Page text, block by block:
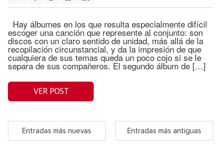
Hay álbumes en los que resulta especialmente difícil
escoger una canción que represente al conjunto: son
discos con un claro sentido de unidad, más allá de la
recopilación circunstancial, y da la impresión de que
cualquiera de sus temas queda un poco cojo si se le
separa de sus compañeros. El segundo álbum de […]
VER POST
Entradas más nuevas Entradas más antiguas